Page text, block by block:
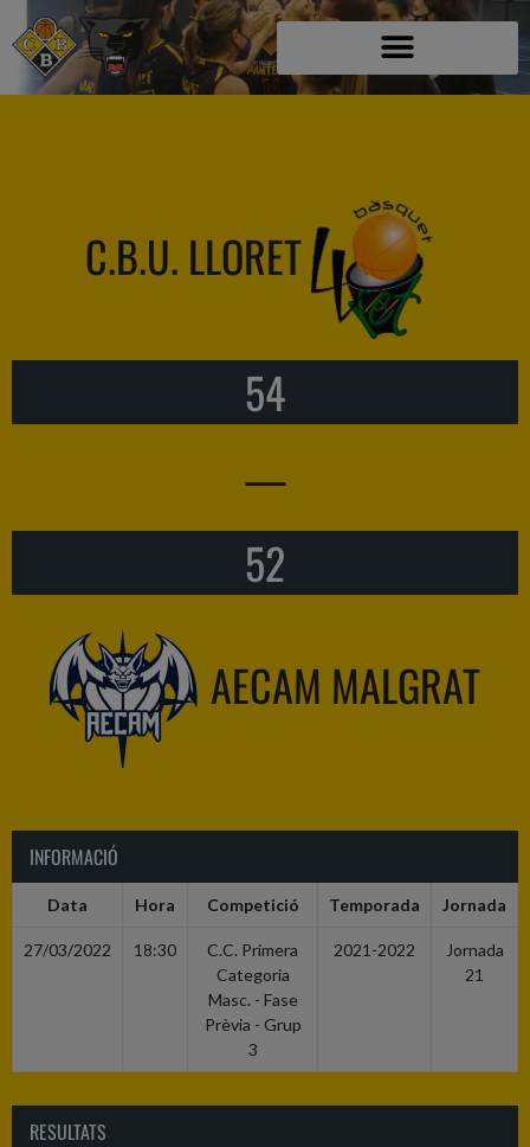
C.B.U. LLORET
54
—
52
AECAM MALGRAT
INFORMACIÓ
Data Hora Competició Temporada Jornada
27/03/2022 18:30
C.C. Primera
Categoria
Masc. - Fase
Prèvia - Grup
3
2021-2022
Jornada
21
RESULTATS